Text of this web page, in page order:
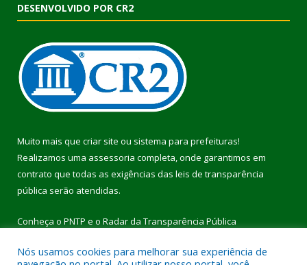
DESENVOLVIDO POR CR2
Muito mais que criar site ou sistema para prefeituras!
Realizamos uma assessoria completa, onde garantimos em
contrato que todas as exigências das leis de transparência
pública serão atendidas.
Conheça o PNTP e o Radar da Transparência Pública
Nós usamos cookies para melhorar sua experiência de